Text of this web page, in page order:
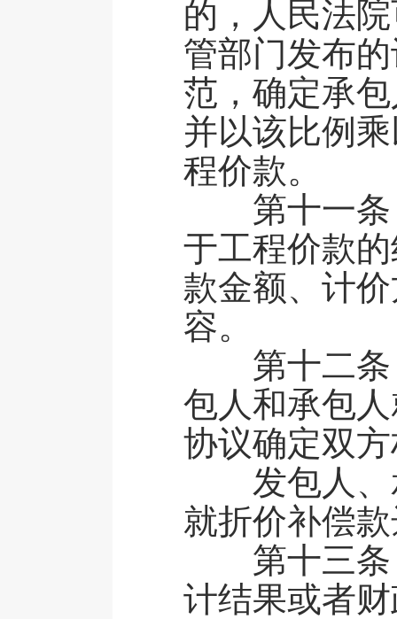
的，人民法
管部门发布
范，确定承
并以该比例
程价款。
第十一条
于工程价款
款金额、计
容。
第十二条
包人和承包
协议确定双
发包人、承
就折价补偿
第十三条
计结果或者